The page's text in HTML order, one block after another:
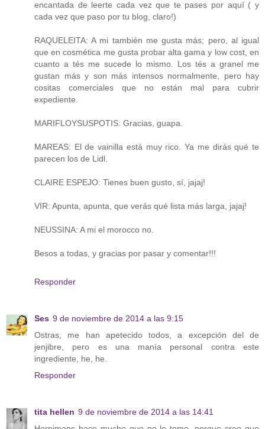
encantada de leerte cada vez que te pases por aquí ( y
cada vez que paso por tu blog, claro!)
RAQUELEITA: A mi también me gusta más; pero, al igual
que en cosmética me gusta probar alta gama y low cost, en
cuanto a tés me sucede lo mismo. Los tés a granel me
gustan más y son más intensos normalmente, pero hay
cositas comerciales que no están mal para cubrir
expediente.
MARIFLOYSUSPOTIS: Gracias, guapa.
MAREAS: El de vainilla está muy rico. Ya me dirás qué te
parecen los de Lidl.
CLAIRE ESPEJO: Tienes buen gusto, sí, jajaj!
VIR: Apunta, apunta, que verás qué lista más larga, jajaj!
NEUSSINA: A mi el morocco no.
Besos a todas, y gracias por pasar y comentar!!!
Responder
Ses 9 de noviembre de 2014 a las 9:15
Ostras, me han apetecido todos, a excepción del de
jenjibre, pero es una manía personal contra este
ingrediente, he, he.
Responder
tita hellen 9 de noviembre de 2014 a las 14:41